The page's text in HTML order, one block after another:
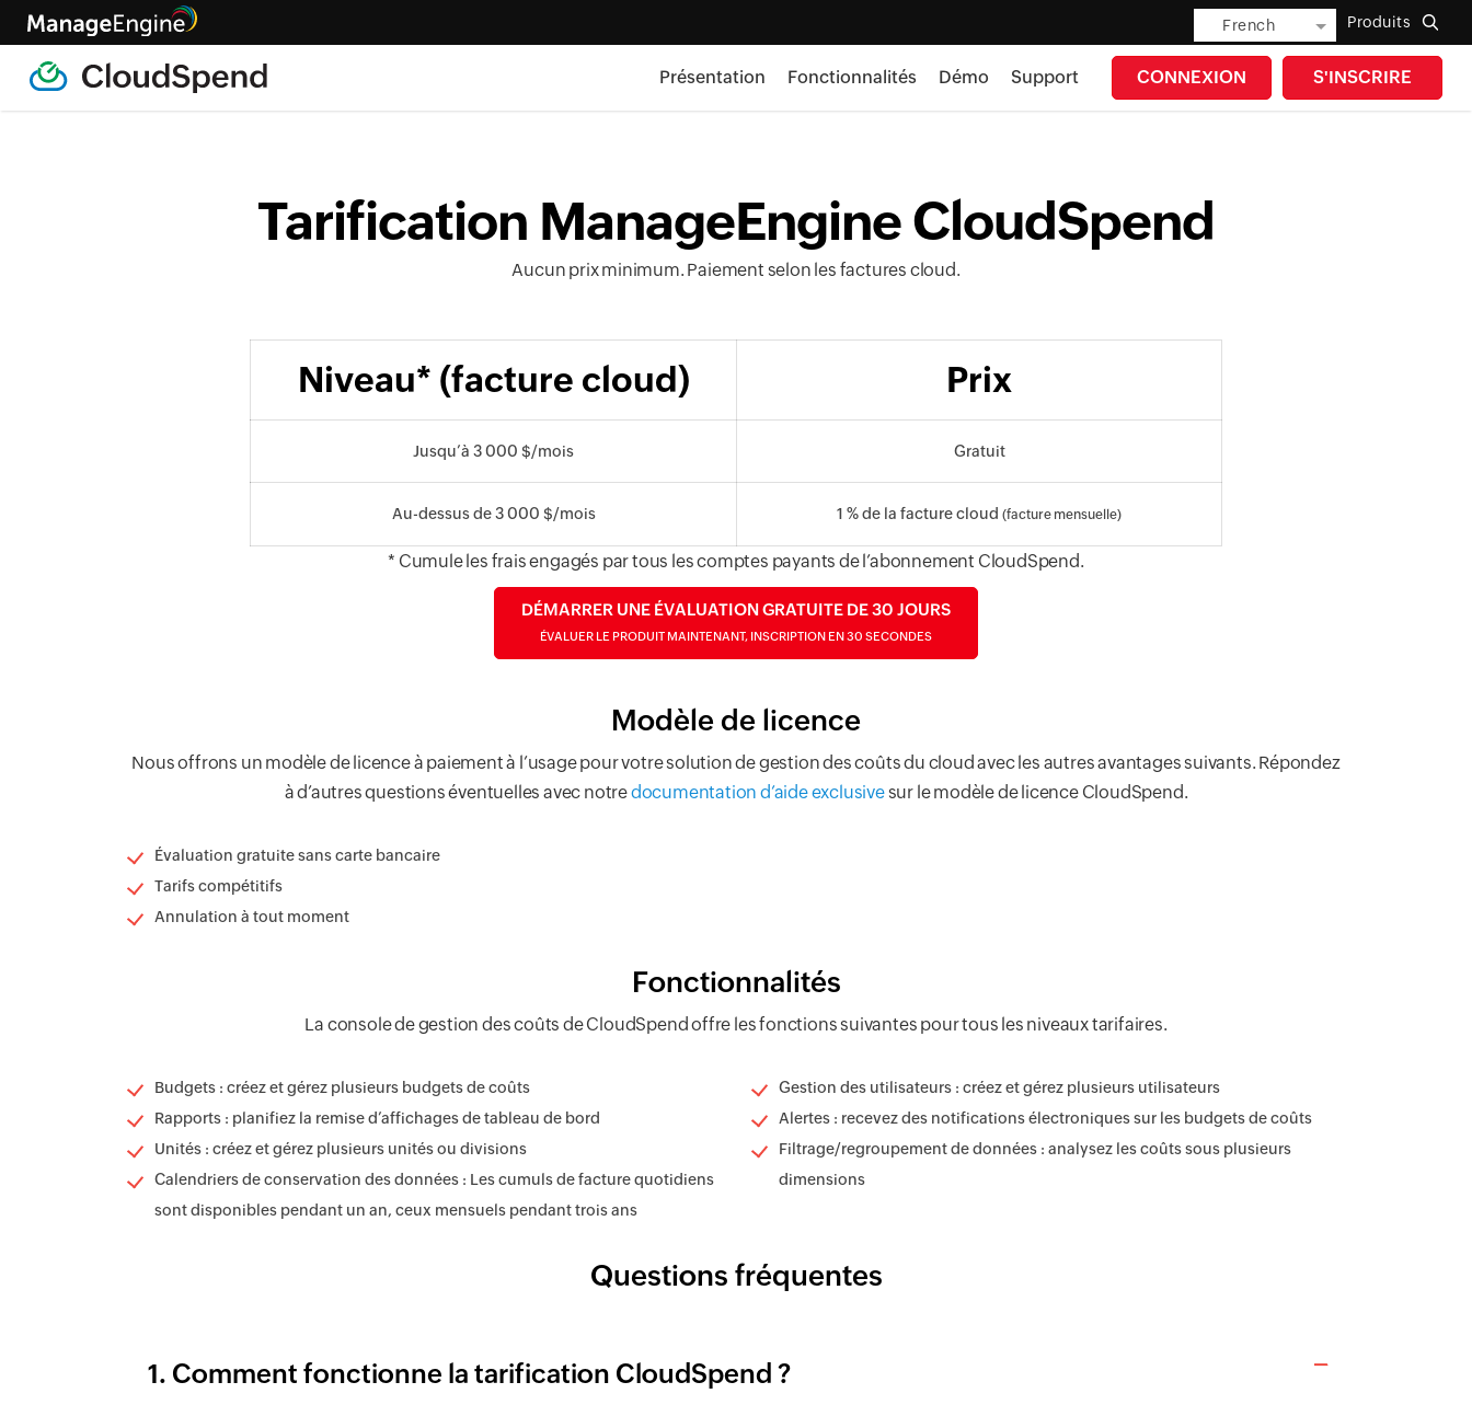
French Produits
S'INSCRIRE
CONNEXION
Présentation Fonctionnalités Démo Support
Tarification ManageEngine CloudSpend
Aucun prix minimum. Paiement selon les factures cloud.
Niveau* (facture cloud) Prix
Jusqu’à 3 000 $/mois Gratuit
Au-dessus de 3 000 $/mois 1 % de la facture cloud (facture mensuelle)
* Cumule les frais engagés par tous les comptes payants de l’abonnement CloudSpend.
DÉMARRER UNE ÉVALUATION GRATUITE DE 30 JOURS
ÉVALUER LE PRODUIT MAINTENANT, INSCRIPTION EN 30 SECONDES
Modèle de licence
Nous offrons un modèle de licence à paiement à l’usage pour votre solution de gestion des coûts du cloud avec les autres avantages suivants. Répondez
à d’autres questions éventuelles avec notredocumentation d’aide exclusivesur le modèle de licence CloudSpend.
Évaluation gratuite sans carte bancaire
Tarifs compétitifs
Annulation à tout moment
Fonctionnalités
La console de gestion des coûts de CloudSpend offre les fonctions suivantes pour tous les niveaux tarifaires.
Budgets : créez et gérez plusieurs budgets de coûts
Rapports : planifiez la remise d’affichages de tableau de bord
Unités : créez et gérez plusieurs unités ou divisions
Calendriers de conservation des données : Les cumuls de facture quotidiens
sont disponibles pendant un an, ceux mensuels pendant trois ans
Gestion des utilisateurs : créez et gérez plusieurs utilisateurs
Alertes : recevez des notifications électroniques sur les budgets de coûts
Filtrage/regroupement de données : analysez les coûts sous plusieurs
dimensions
Questions fréquentes
1. Comment fonctionne la tarification CloudSpend ?